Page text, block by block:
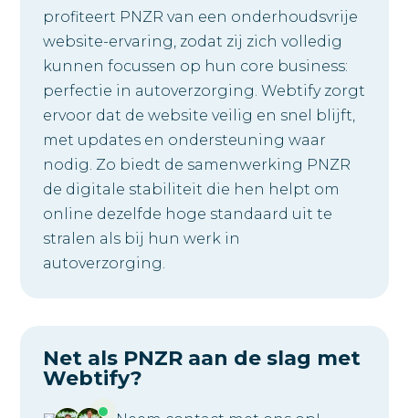
profiteert PNZR van een onderhoudsvrije
website-ervaring, zodat zij zich volledig
kunnen focussen op hun core business:
perfectie in autoverzorging. Webtify zorgt
ervoor dat de website veilig en snel blijft,
met updates en ondersteuning waar
nodig. Zo biedt de samenwerking PNZR
de digitale stabiliteit die hen helpt om
online dezelfde hoge standaard uit te
stralen als bij hun werk in
autoverzorging.
Net als PNZR aan de slag met
Webtify?